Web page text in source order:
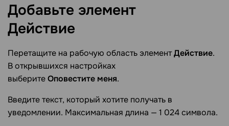
Добавьте элемент
Действие
Перетащите на рабочую область элементДействие.
В открывшихся настройках
выберитеОповестите меня.
Введите текст, который хотите получать в
уведомлении. Максимальная длина — 1 024 символа.